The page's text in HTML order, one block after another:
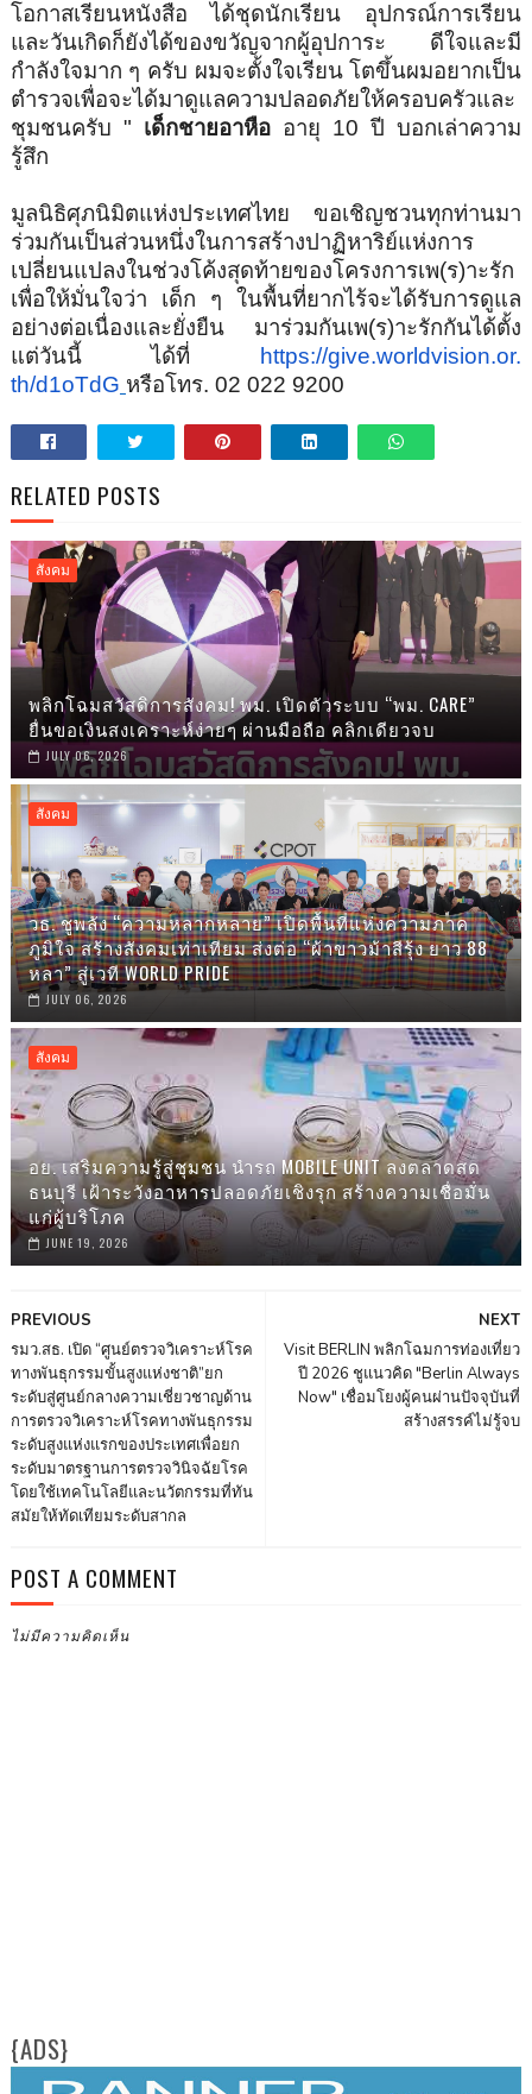
โอกาสเรียนหนังสือ ได้ชุดนักเรียน อุปกรณ์การเรียน
และวันเกิดก็ยังได้ของขวัญจากผู้อุปการะ ดีใจและมี
กำลังใจมาก ๆ ครับ ผมจะตั้งใจเรียน โตขึ้นผมอยากเป็น
ตำรวจเพื่อจะได้มาดูแลความปลอดภัยให้ครอบครัวและ
ชุมชนครับ " เด็กชายอาหืออายุ 10ปี บอกเล่าความ
รู้สึก
มูลนิธิศุภนิมิตแห่งประเทศไทย ขอเชิญชวนทุกท่านมา
ร่วมกันเป็นส่วนหนึ่งในการสร้างปาฏิหาริย์แห่งการ
เปลี่ยนแปลงในช่วงโค้งสุดท้ายของโครงการเพ(ร)าะรัก
เพื่อให้มั่นใจว่า เด็ก ๆ ในพื้นที่ยากไร้จะได้รับการดูแล
อย่างต่อเนื่องและยั่งยืน มาร่วมกันเพ(ร)าะรักกันได้ตั้ง
แต่วันนี้ ได้ที่
https://give.worldvision.or.
th/d1oTdG หรือโทร. 02 022 9200
RELATED POSTS
สังคม
พลิกโฉมสวัสดิการสังคม! พม. เปิดตัวระบบ “พม. CARE”
ยื่นขอเงินสงเคราะห์ง่ายๆ ผ่านมือถือ คลิกเดียวจบ
JULY 06, 2026
สังคม
วธ. ชูพลัง “ความหลากหลาย” เปิดพื้นที่แห่งความภาค
ภูมิใจ สร้างสังคมเท่าเทียม ส่งต่อ “ผ้าขาวม้าสีรุ้ง ยาว 88
หลา” สู่เวที WORLD PRIDE
JULY 06, 2026
สังคม
อย. เสริมความรู้สู่ชุมชน นำรถ MOBILE UNIT ลงตลาดสด
ธนบุรี เฝ้าระวังอาหารปลอดภัยเชิงรุก สร้างความเชื่อมั่น
แก่ผู้บริโภค
JUNE 19, 2026
NEXT
Visit BERLIN พลิกโฉมการท่องเที่ยว
ปี 2026 ชูแนวคิด "Berlin Always
Now" เชื่อมโยงผู้คนผ่านปัจจุบันที่
สร้างสรรค์ไม่รู้จบ
PREVIOUS
รมว.สธ. เปิด “ศูนย์ตรวจวิเคราะห์โรค
ทางพันธุกรรมขั้นสูงแห่งชาติ”ยก
ระดับสู่ศูนย์กลางความเชี่ยวชาญด้าน
การตรวจวิเคราะห์โรคทางพันธุกรรม
ระดับสูงแห่งแรกของประเทศเพื่อยก
ระดับมาตรฐานการตรวจวินิจฉัยโรค
โดยใช้เทคโนโลยีและนวัตกรรมที่ทัน
สมัยให้ทัดเทียมระดับสากล
POST A COMMENT
ไม่มีความคิดเห็น
{ADS}